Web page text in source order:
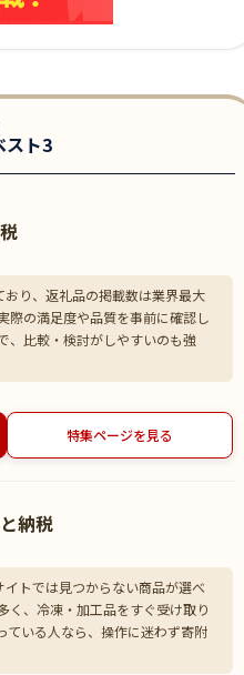
スト3
り、返礼品の掲載数は業界最大
際の満足度や品質を事前に確認し
、比較・検討がしやすいのも強
特集ページを見る
納税
トでは見つからない商品が選べ
く、冷凍・加工品をすぐ受け取り
いる人なら、操作に迷わず寄附